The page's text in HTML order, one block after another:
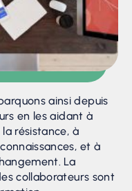
ainsi depuis
en les aidant à
résistance, à
et à
La
collaborateurs sont